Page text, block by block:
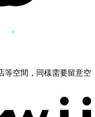
等空間，同樣需要留意空